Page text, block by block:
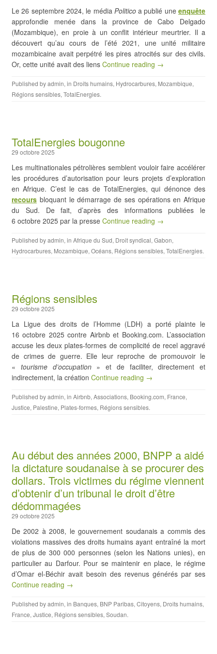
Le 26 septembre 2024, le média Politicoa publié uneenquête
approfondie menée dans la province de Cabo Delgado
(Mozambique), en proie à un conflit intérieur meurtrier. Il a
découvert qu’au cours de l’été 2021, une unité militaire
mozambicaine avait perpétré les pires atrocités sur des civils.
Or, cette unité avait des liens Continue reading →
Published byadmin, in Droits humains, Hydrocarbures, Mozambique,
Régions sensibles, TotalEnergies.
TotalEnergies bougonne
29 octobre 2025
Les multinationales pétrolières semblent vouloir faire accélérer
les procédures d’autorisation pour leurs projets d’exploration
en Afrique. C’est le cas de TotalEnergies, qui dénonce des
recours bloquant le démarrage de ses opérations en Afrique
du Sud. De fait, d’après des informations publiées le
6 octobre 2025 par la presse Continue reading →
Published byadmin, in Afrique du Sud, Droit syndical, Gabon,
Hydrocarbures, Mozambique, Océans, Régions sensibles, TotalEnergies.
Régions sensibles
29 octobre 2025
La Ligue des droits de l’Homme (LDH) a porté plainte le
16 octobre 2025 contre Airbnb et Booking.com. L’association
accuse les deux plates-formes de complicité de recel aggravé
de crimes de guerre. Elle leur reproche de promouvoir le
« tourisme d’occupation» et de faciliter, directement et
indirectement, la création Continue reading →
Published byadmin, in Airbnb, Associations, Booking.com, France,
Justice, Palestine, Plates-formes, Régions sensibles.
Au début des années 2000, BNPP a aidé
la dictature soudanaise à se procurer des
dollars. Trois victimes du régime viennent
d’obtenir d’un tribunal le droit d’être
dédommagées
29 octobre 2025
De 2002 à 2008, le gouvernement soudanais a commis des
violations massives des droits humains ayant entraîné la mort
de plus de 300 000 personnes (selon les Nations unies), en
particulier au Darfour. Pour se maintenir en place, le régime
d’Omar el-Béchir avait besoin des revenus générés par ses
Continue reading →
Published byadmin, in Banques, BNP Paribas, Citoyens, Droits humains,
France, Justice, Régions sensibles, Soudan.